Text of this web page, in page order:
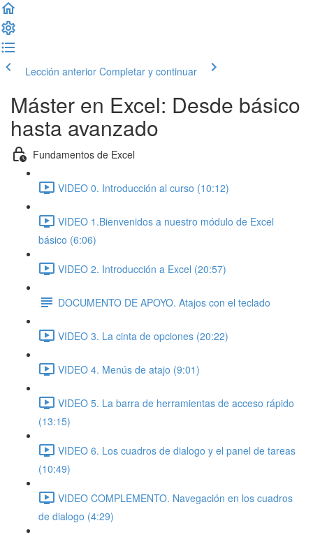
Lección anterior Completar y continuar
Máster en Excel: Desde básico
hasta avanzado
Fundamentos de Excel
VIDEO 0. Introducción al curso (10:12)
VIDEO 1.Bienvenidos a nuestro módulo de Excel
básico (6:06)
VIDEO 2. Introducción a Excel (20:57)
DOCUMENTO DE APOYO. Atajos con el teclado
VIDEO 3. La cinta de opciones (20:22)
VIDEO 4. Menús de atajo (9:01)
VIDEO 5. La barra de herramientas de acceso rápido
(13:15)
VIDEO 6. Los cuadros de dialogo y el panel de tareas
(10:49)
VIDEO COMPLEMENTO. Navegación en los cuadros
de dialogo (4:29)